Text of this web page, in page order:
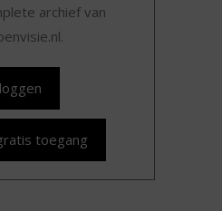
archief van
toegang